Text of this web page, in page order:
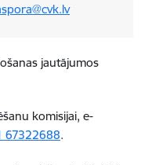
jautājumos
komisijai, e-
67322688.